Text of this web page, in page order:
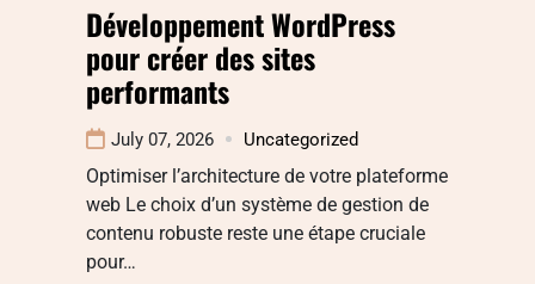
Développement WordPress
pour créer des sites
performants
July 07, 2026 Uncategorized
Optimiser l’architecture de votre plateforme
web Le choix d’un système de gestion de
contenu robuste reste une étape cruciale
pour…